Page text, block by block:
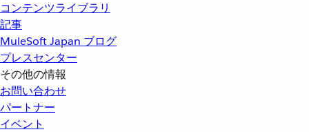
コンテンツライブラリ
記事
MuleSoft Japan ブログ
プレスセンター
その他の情報
お問い合わせ
パートナー
イベント